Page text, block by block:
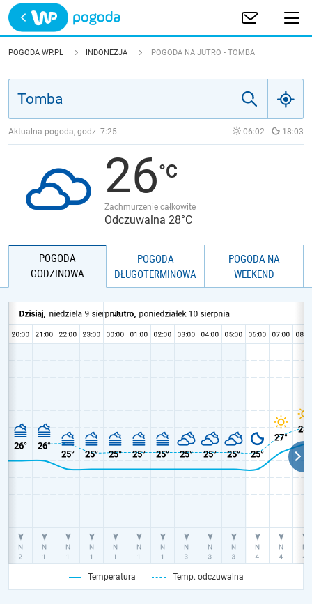
Trwa ładowanie
POLSKA
POGODA WP.PL INDONEZJA POGODA NA JUTRO - TOMBA
Aktualna pogoda, godz. 7:25 06:02 18:03
26
Zachmurzenie całkowite
Odczuwalna 28°C
POGODA
GODZINOWA
POGODA
DŁUGOTERMINOWA
POGODA NA
WEEKEND
Temperatura Temp. odczuwalna